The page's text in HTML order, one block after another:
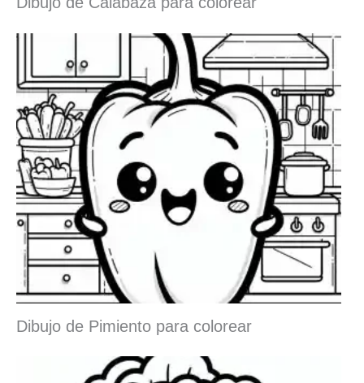
Dibujo de Pimiento para colorear